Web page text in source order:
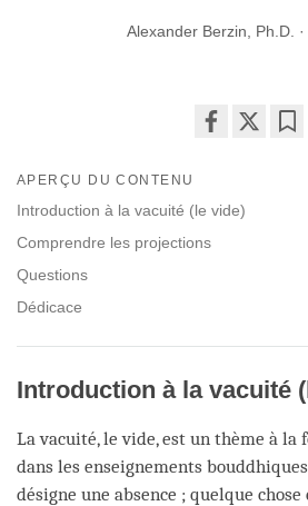
Alexander Berzin, Ph.D.
facebook
APERÇU DU CONTENU
Introduction à la vacuité (le vide)
Comprendre les projections
Questions
Dédicace
Introduction à la vacuité
La vacuité, le vide, est un thème à la
dans les enseignements
désigne une absence ; quelque